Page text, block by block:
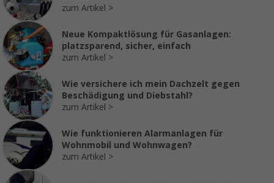
zum Artikel
Neue Kompaktlösung für Gasanlagen:
platzsparend, sicher, einfach
zum Artikel
Wie versichere ich mein Dachzelt gegen
Beschädigung und Diebstahl?
zum Artikel
Wie funktionieren Alarmanlagen für
Wohnmobil und Wohnwagen?
zum Artikel